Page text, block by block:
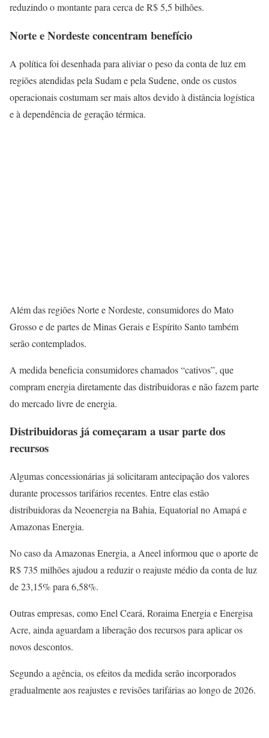
reduzindo o montante para cerca de R$ 5,5 bilhões.
Norte e Nordeste concentram benefício
A política foi desenhada para aliviar o peso da conta de luz em
regiões atendidas pela Sudam e pela Sudene, onde os custos
operacionais costumam ser mais altos devido à distância logística
e à dependência de geração térmica.
Além das regiões Norte e Nordeste, consumidores do Mato
Grosso e de partes de Minas Gerais e Espírito Santo também
serão contemplados.
A medida beneficia consumidores chamados “cativos”, que
compram energia diretamente das distribuidoras e não fazem parte
do mercado livre de energia.
Distribuidoras já começaram a usar parte dos
recursos
Algumas concessionárias já solicitaram antecipação dos valores
durante processos tarifários recentes. Entre elas estão
distribuidoras da Neoenergia na Bahia, Equatorial no Amapá e
Amazonas Energia.
No caso da Amazonas Energia, a Aneel informou que o aporte de
R$ 735 milhões ajudou a reduzir o reajuste médio da conta de luz
de 23,15% para 6,58%.
Outras empresas, como Enel Ceará, Roraima Energia e Energisa
Acre, ainda aguardam a liberação dos recursos para aplicar os
novos descontos.
Segundo a agência, os efeitos da medida serão incorporados
gradualmente aos reajustes e revisões tarifárias ao longo de 2026.